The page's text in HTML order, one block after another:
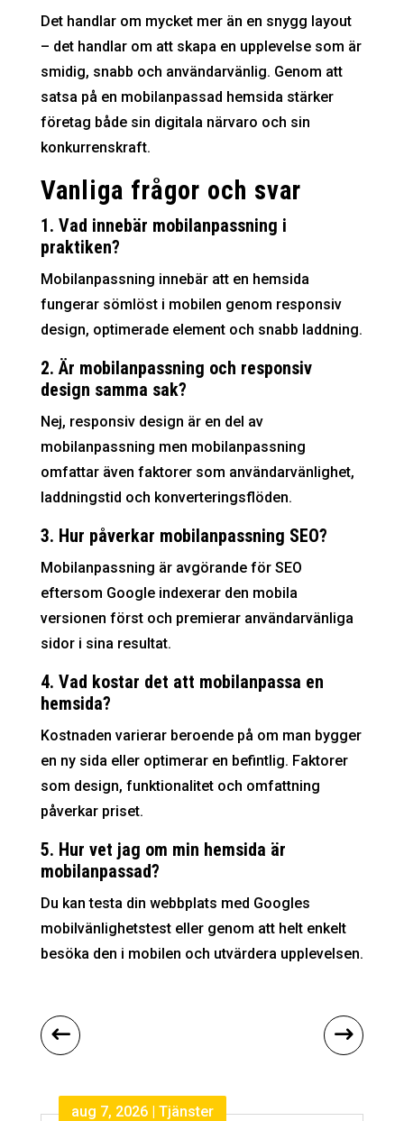
Det handlar om mycket mer än en snygg layout
– det handlar om att skapa en upplevelse som är
smidig, snabb och användarvänlig. Genom att
satsa på en mobilanpassad hemsida stärker
företag både sin digitala närvaro och sin
konkurrenskraft.
Vanliga frågor och svar
1. Vad innebär mobilanpassning i
praktiken?
Mobilanpassning innebär att en hemsida
fungerar sömlöst i mobilen genom responsiv
design, optimerade element och snabb laddning.
2. Är mobilanpassning och responsiv
design samma sak?
Nej, responsiv design är en del av
mobilanpassning men mobilanpassning
omfattar även faktorer som användarvänlighet,
laddningstid och konverteringsflöden.
3. Hur påverkar mobilanpassning SEO?
Mobilanpassning är avgörande för SEO
eftersom Google indexerar den mobila
versionen först och premierar användarvänliga
sidor i sina resultat.
4. Vad kostar det att mobilanpassa en
hemsida?
Kostnaden varierar beroende på om man bygger
en ny sida eller optimerar en befintlig. Faktorer
som design, funktionalitet och omfattning
påverkar priset.
5. Hur vet jag om min hemsida är
mobilanpassad?
Du kan testa din webbplats med Googles
mobilvänlighetstest eller genom att helt enkelt
besöka den i mobilen och utvärdera upplevelsen.
aug 7, 2026| Tjänster